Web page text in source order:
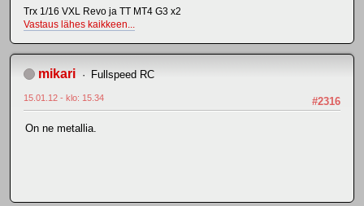
Trx 1/16 VXL Revo ja TT MT4 G3 x2
Vastaus lähes kaikkeen...
mikari Fullspeed RC
#2316
15.01.12 - klo: 15.34
On ne metallia.